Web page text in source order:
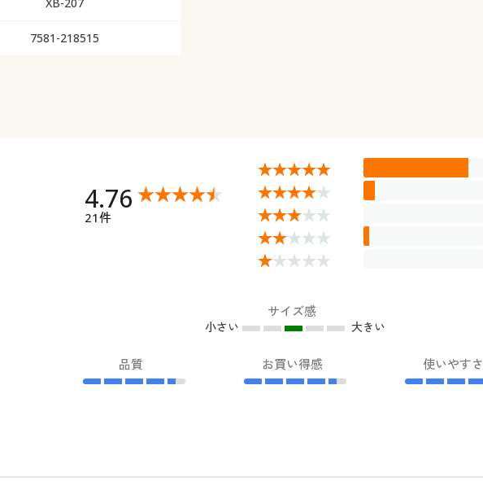
幅200×丈98(1枚物) ○ 在庫わずか
7581-218515
4.76
21件
サイズ感
小さい 大きい
品質 お買い得感 使いやすさ